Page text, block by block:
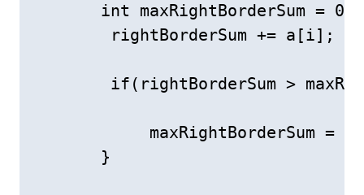
int maxRightBorderSum =
        rightBorderSum += a[i];
if(rightBorderSum >
maxRightBorderSum =
       }